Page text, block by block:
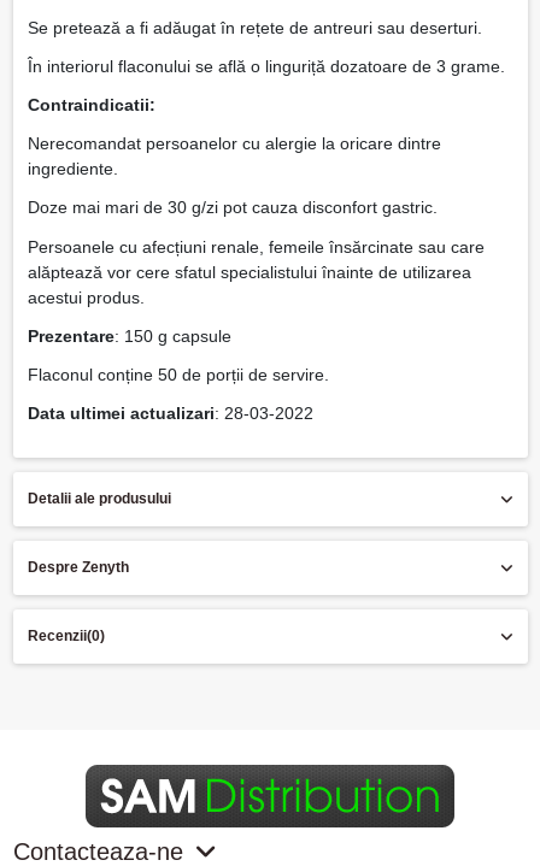
Se pretează a fi adăugat în rețete de antreuri sau deserturi.
În interiorul flaconului se află o linguriță dozatoare de 3 grame.
Contraindicatii:
Nerecomandat persoanelor cu alergie la oricare dintre
ingrediente.
Doze mai mari de 30 g/zi pot cauza disconfort gastric.
Persoanele cu afecțiuni renale, femeile însărcinate sau care
alăptează vor cere sfatul specialistului înainte de utilizarea
acestui produs.
Prezentare: 150 g capsule
Flaconul conține 50 de porții de servire.
Data ultimei actualizari: 28-03-2022
Detalii ale produsului
Despre Zenyth
Recenzii(0)
Contacteaza-ne